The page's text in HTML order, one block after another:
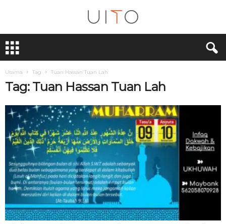
T
Utama Tag Tuan Hassan Tuan Lah
Tag: Tuan Hassan Tuan Lah